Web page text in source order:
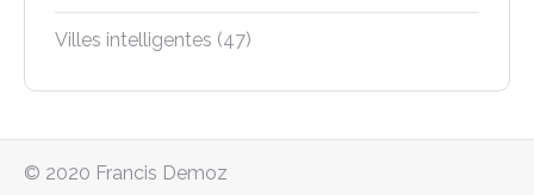
Villes intelligentes (47)
© 2020 Francis Demoz